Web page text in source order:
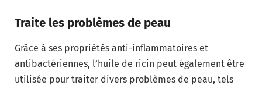
Traite les problèmes de peau
Grâce à ses propriétés anti-inflammatoires et
antibactériennes, l’huile de ricin peut également être
utilisée pour traiter divers problèmes de peau, tels